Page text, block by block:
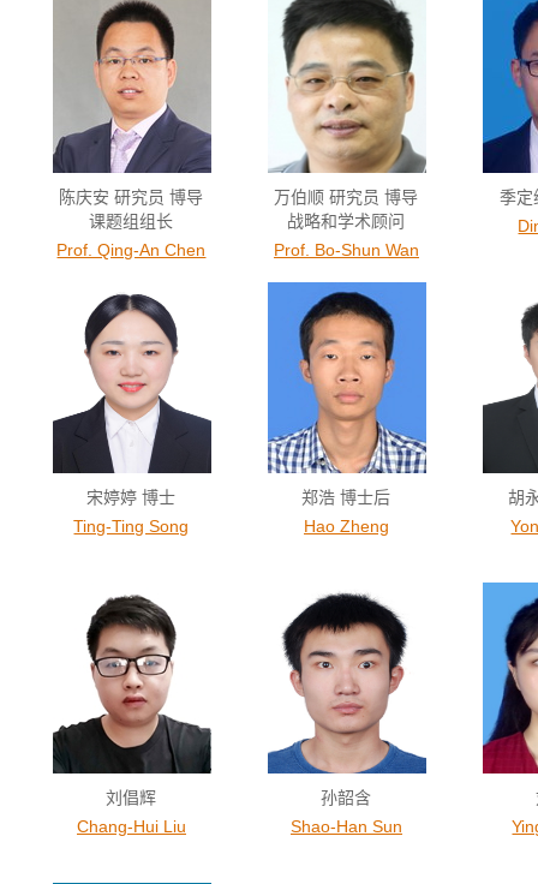
陈庆安 研究员 博导
课题组组长
Prof. Qing-An Chen
万伯顺 研究员 博导
战略和学术顾问
Prof. Bo-Shun Wan
季定
宋婷婷 博士
Ting-Ting Song
郑浩 博士后
Hao Zheng
胡
刘倡辉
Chang-Hui Liu
孙韶含
Shao-Han Sun